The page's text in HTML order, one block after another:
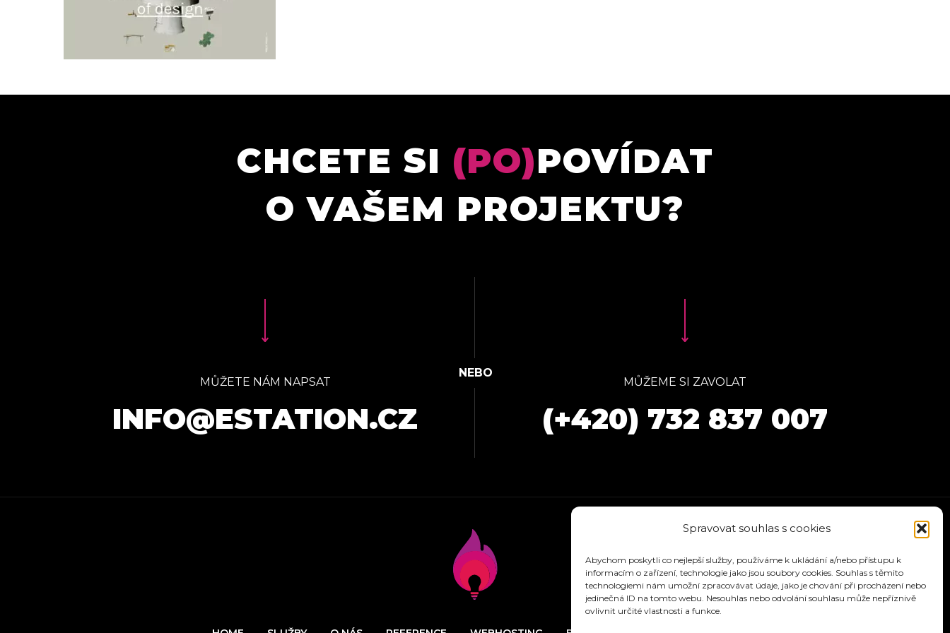
Spravovat souhlas s cookies
Abychom poskytli co nejlepší služby, používáme k ukládání a/nebo přístupu k
informacím o zařízení, technologie jako jsou soubory cookies. Souhlas s těmito
technologiemi nám umožní zpracovávat údaje, jako je chování při procházení nebo
jedinečná ID na tomto webu. Nesouhlas nebo odvolání souhlasu může nepříznivě
ovlivnit určité vlastnosti a funkce.
CHCETE SI (PO)POVÍDAT
O VAŠEM PROJEKTU?
MŮŽETE NÁM NAPSAT
INFO@ESTATION.CZ
MŮŽEME SI ZAVOLAT
(+420) 732 837 007